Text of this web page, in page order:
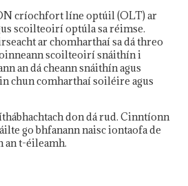
críochfort líne optúil (OLT) ar
scoilteoirí optúla sa réimse.
ar chomharthaí sa dá threo
scoilteoirí snáithín i
an dá cheann snáithín agus
chun comharthaí soiléire agus
don dá rud. Cinntíonn
go bhfanann naisc iontaofa de
an t-éileamh.